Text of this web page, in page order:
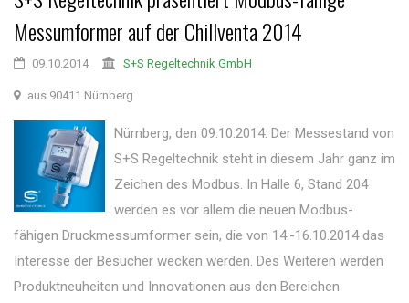
Messumformer auf der Chillventa 2014
09.10.2014 S+S Regeltechnik GmbH
aus 90411 Nürnberg
Nürnberg, den 09.10.2014: Der Messestand von
S+S Regeltechnik steht in diesem Jahr ganz im
Zeichen des Modbus. In Halle 6, Stand 204
werden es vor allem die neuen Modbus-
fähigen Druckmessumformer sein, die von 14.-16.10.2014 das
Interesse der Besucher wecken werden. Des Weiteren werden
Produktneuheiten und Innovationen aus den Bereichen